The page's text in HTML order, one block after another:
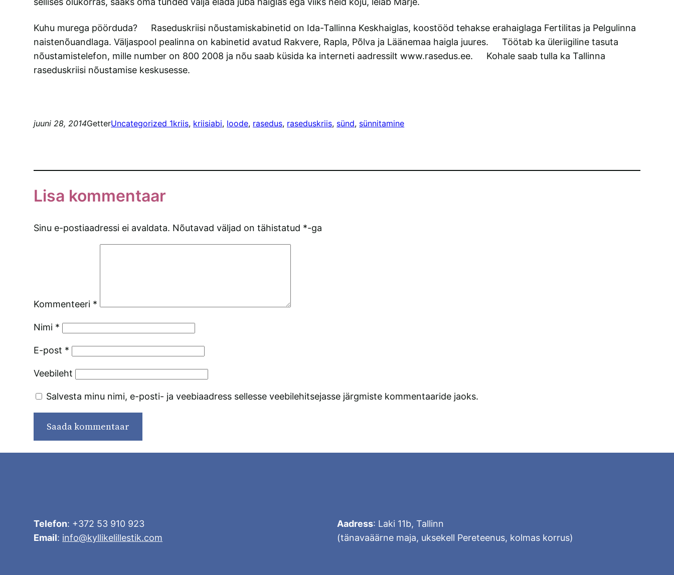
Kuhu murega pöörduda? Raseduskriisi nõustamiskabinetid on Ida-Tallinna Keskhaiglas, koostööd tehakse erahaiglaga Fertilitas ja Pelgulinna
naistenõuandlaga. Väljaspool pealinna on kabinetid avatud Rakvere, Rapla, Põlva ja Läänemaa haigla juures. Töötab ka üleriigiline tasuta
nõustamistelefon, mille number on 800 2008 ja nõu saab küsida ka interneti aadressilt www.rasedus.ee. Kohale saab tulla ka Tallinna
raseduskriisi nõustamise keskusesse.
juuni 28, 2014GetterUncategorized 1kriis, kriisiabi, loode, rasedus, raseduskriis, sünd, sünnitamine
Lisa kommentaar
Sinu e-postiaadressi ei avaldata. Nõutavad väljad on tähistatud *-ga
Kommenteeri *
Nimi *
E-post *
Veebileht
Salvesta minu nimi, e-posti- ja veebiaadress sellesse veebilehitsejasse järgmiste kommentaaride jaoks.
Telefon: +372 53 910 923
Email: info@kyllikelillestik.com
Aadress: Laki 11b, Tallinn
(tänavaäärne maja, uksekell Pereteenus, kolmas korrus)